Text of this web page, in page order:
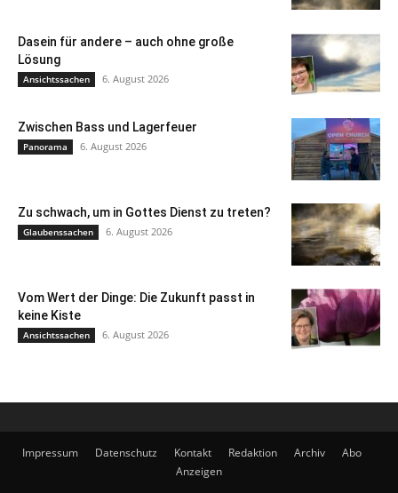
Dasein für andere – auch ohne große
Lösung
Ansichtssachen 6. August 2026
Zwischen Bass und Lagerfeuer
Panorama 6. August 2026
Zu schwach, um in Gottes Dienst zu treten?
Glaubenssachen 6. August 2026
Vom Wert der Dinge: Die Zukunft passt in
keine Kiste
Ansichtssachen 6. August 2026
Impressum Datenschutz Kontakt Redaktion Archiv
Abo
Anzeigen